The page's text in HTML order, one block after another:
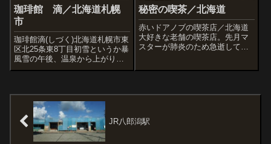
珈琲館 滴／北海道札幌
市
珈琲館滴(しづく)北海道札幌市東
区北25条東8丁目初雪というか暴
風雪の午後、温泉から上がり、
車で移動。頭の片隅にあった喫
ャズが流れ、暗くて、座り心地
いいチェアのため、ちょっとウ
トウトし...
秘密の喫茶／北海道
赤いドアノブの喫茶店／北海道
大好きな老舗の喫茶店。先月マ
スターが肺炎のため急逝してし
ある。好きだな。生クリームが
JR八郎潟駅